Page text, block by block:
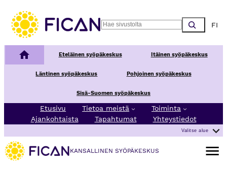
Search
Kansallinen syöpäkeskusEteläinen syöpäkeskus Itäinen syöpäkeskus
Läntinen syöpäkeskus Pohjoinen syöpäkeskus
Sisä-Suomen syöpäkeskus
Etusivu Tietoa meistä
Toiminta
Ajankohtaista
Tapahtumat Yhteystiedot
Valitse alue
KANSALLINEN SYÖPÄKESKUS
Avaa